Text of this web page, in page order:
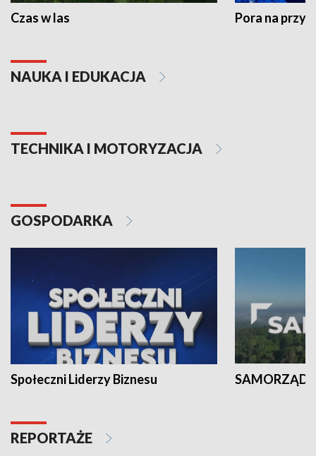
Czas w las Pora na
NAUKA I EDUKACJA
TECHNIKA I MOTORYZACJA
GOSPODARKA
Społeczni Liderzy Biznesu SAMORZĄD
REPORTAŻE